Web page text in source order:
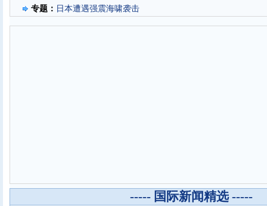
专题： 日本遭遇强震海啸袭击
----- 国际新闻精选 -----